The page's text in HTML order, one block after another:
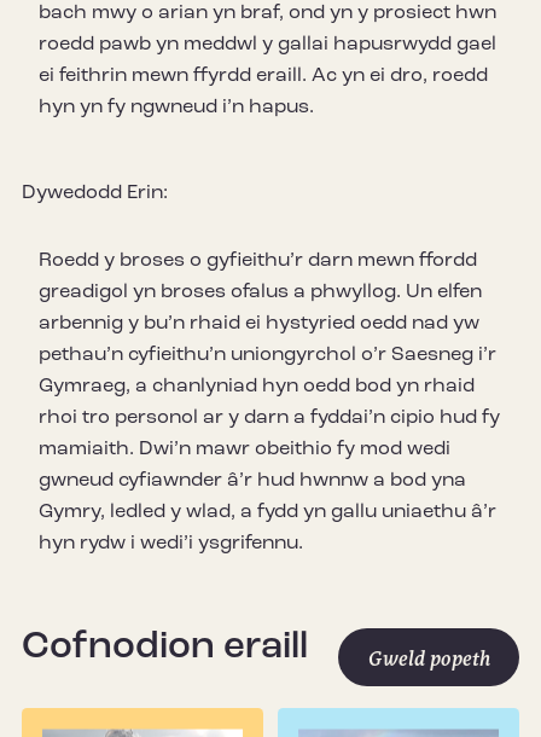
bach mwy o arian yn braf, ond yn y prosiect hwn
roedd pawb yn meddwl y gallai hapusrwydd gael
ei feithrin mewn ffyrdd eraill. Ac yn ei dro, roedd
hyn yn fy ngwneud i’n hapus.
Dywedodd Erin:
Roedd y broses o gyfieithu’r darn mewn ffordd
greadigol yn broses ofalus a phwyllog. Un elfen
arbennig y bu’n rhaid ei hystyried oedd nad yw
pethau’n cyfieithu’n uniongyrchol o’r Saesneg i’r
Gymraeg, a chanlyniad hyn oedd bod yn rhaid
rhoi tro personol ar y darn a fyddai’n cipio hud fy
mamiaith. Dwi’n mawr obeithio fy mod wedi
gwneud cyfiawnder â’r hud hwnnw a bod yna
Gymry, ledled y wlad, a fydd yn gallu uniaethu â’r
hyn rydw i wedi’i ysgrifennu.
Cofnodion eraill Gweld popeth